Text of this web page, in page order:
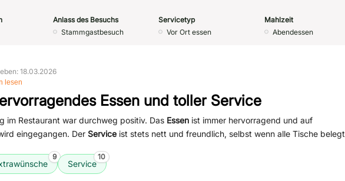
Anlass des Besuchs
Stammgastbesuch
Servicetyp
Vor Ort essen
Mahlzeit
Abendessen
18.03.2026
lesen
Essen und toller Service
im Restaurant war durchweg positiv. Das Essen ist immer hervorragend und auf
eingegangen. Der Service ist stets nett und freundlich, selbst wenn alle Tische belegt
9
Service
10